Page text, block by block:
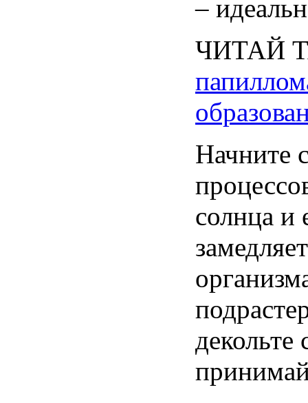
–
ЧИТАЙ
Начните
солнца и